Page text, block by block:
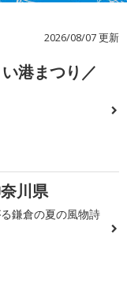
2026/08/07 更新
港まつり／
川県
鎌倉の夏の風物詩